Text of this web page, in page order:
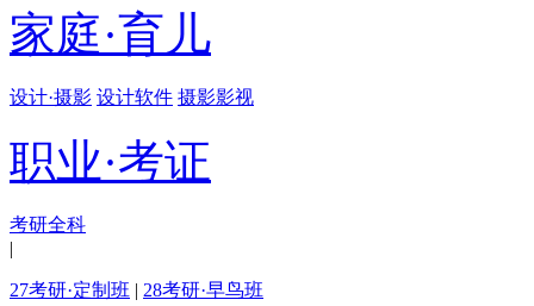
家庭·育儿
设计·摄影 设计软件 摄影影视
职业·考证
考研全科
|
27考研·定制班 | 28考研·早鸟班